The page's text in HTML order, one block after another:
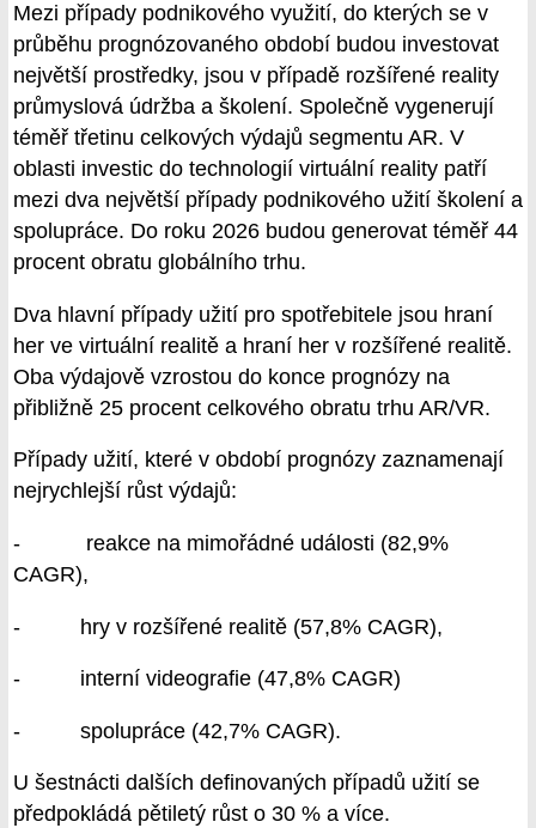
Mezi případy podnikového využití, do kterých se v
průběhu prognózovaného období budou investovat
největší prostředky, jsou v případě rozšířené reality
průmyslová údržba a školení. Společně vygenerují
téměř třetinu celkových výdajů segmentu AR. V
oblasti investic do technologií virtuální reality patří
mezi dva největší případy podnikového užití školení a
spolupráce. Do roku 2026 budou generovat téměř 44
procent obratu globálního trhu.
Dva hlavní případy užití pro spotřebitele jsou hraní
her ve virtuální realitě a hraní her v rozšířené realitě.
Oba výdajově vzrostou do konce prognózy na
přibližně 25 procent celkového obratu trhu AR/VR.
Případy užití, které v období prognózy zaznamenají
nejrychlejší růst výdajů:
- reakce na mimořádné události (82,9%
CAGR),
- hry v rozšířené realitě (57,8% CAGR),
- interní videografie (47,8% CAGR)
- spolupráce (42,7% CAGR).
U šestnácti dalších definovaných případů užití se
předpokládá pětiletý růst o 30 % a více.